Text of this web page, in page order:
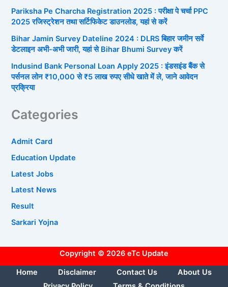
Pariksha Pe Charcha Registration 2025 : परीक्षा पे चर्चा PPC
2025 रजिस्ट्रेशन तथा सर्टिफिकेट डाउनलोड, यहां से करें
Bihar Jamin Survey Dateline 2024 : DLRS बिहार जमीन सर्वे
डेटलाइन अभी-अभी जारी, यहां से Bihar Bhumi Survey करें
Indusind Bank Personal Loan Apply 2025 : इंडसइंड बैंक से
पर्सनल लोन ₹10,000 से ₹5 लाख रुपए सीधे खाते में ले, जाने आवेदन
प्रक्रिया
Categories
Admit Card
Education Update
Latest Jobs
Latest News
Result
Sarkari Yojna
Copyright © 2026 eTc Update
Home Disclaimer Contact Us
About Us